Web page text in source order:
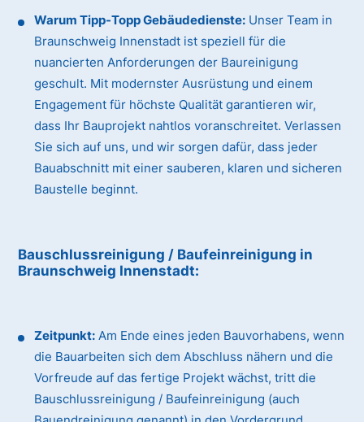
Warum Tipp-Topp Gebäudedienste: Unser Team in
Braunschweig Innenstadt ist speziell für die
nuancierten Anforderungen der Baureinigung
geschult. Mit modernster Ausrüstung und einem
Engagement für höchste Qualität garantieren wir,
dass Ihr Bauprojekt nahtlos voranschreitet. Verlassen
Sie sich auf uns, und wir sorgen dafür, dass jeder
Bauabschnitt mit einer sauberen, klaren und sicheren
Baustelle beginnt.
Bauschlussreinigung / Baufeinreinigung in
Braunschweig Innenstadt:
Zeitpunkt: Am Ende eines jeden Bauvorhabens, wenn
die Bauarbeiten sich dem Abschluss nähern und die
Vorfreude auf das fertige Projekt wächst, tritt die
Bauschlussreinigung / Baufeinreinigung (auch